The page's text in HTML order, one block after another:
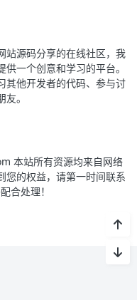
站源码分享的在线社区，我
一个创意和学习的平台。
其他开发者的代码、参与讨
。
本站所有资源均来自网络
您的权益，请第一时间联系
合处理！